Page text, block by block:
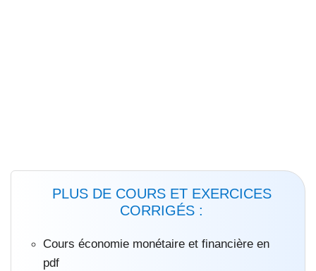
PLUS DE COURS ET EXERCICES
CORRIGÉS :
Cours économie monétaire et financière en
pdf